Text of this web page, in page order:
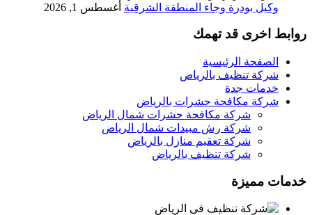
وكيل بودرة وجاء المنطقة الشرقية أغسطس 1, 2026
روابط اخرى قد تهمك
الصفحة الرئيسية
شركة تنظيف بالرياض
خدمات جدة
شركة مكافحة حشرات بالرياض
شركة مكافحة حشرات شمال الرياض
شركة رش مبيدات شمال الرياض
شركة تعقيم منازل بالرياض
شركة تنظيف بالرياض
خدمات مميزة